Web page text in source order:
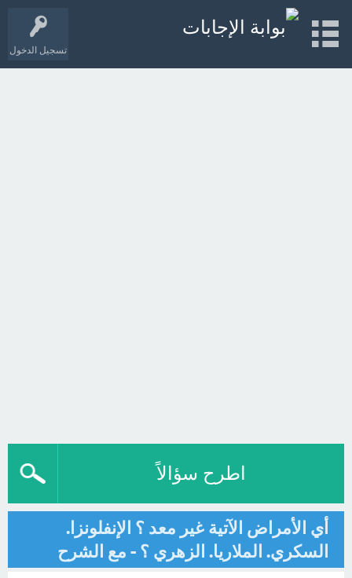
تسجيل الدخول
اطرح سؤالاً
أي الأمراض الآتية غير معد ؟ الإنفلونزا.
السكري. الملاريا. الزهري ؟ - مع الشرح